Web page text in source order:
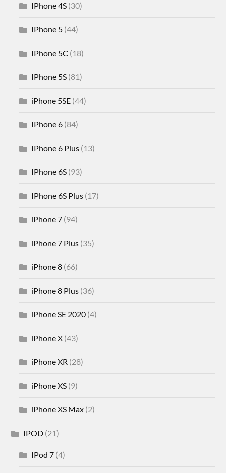
IPhone 4S (30)
IPhone 5 (44)
IPhone 5C (18)
IPhone 5S (81)
iPhone 5SE (44)
IPhone 6 (84)
IPhone 6 Plus (13)
IPhone 6S (93)
IPhone 6S Plus (17)
iPhone 7 (94)
iPhone 7 Plus (35)
iPhone 8 (66)
iPhone 8 Plus (36)
iPhone SE 2020 (4)
iPhone X (43)
iPhone XR (28)
iPhone XS (9)
iPhone XS Max (2)
IPOD (21)
IPod 7 (4)